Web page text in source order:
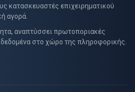
κατασκευαστές επιχειρηματικού
αγορά.
αναπτύσσει πρωτοποριακές
στο χώρο της πληροφορικής.